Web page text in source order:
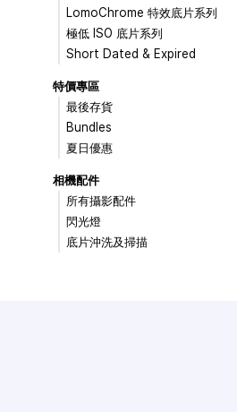
LomoChrome 特效底片系列
極低 ISO 底片系列
Short Dated & Expired
特價專區
最後存貨
Bundles
夏日優惠
相機配件
所有攝影配件
閃光燈
底片沖洗及掃描